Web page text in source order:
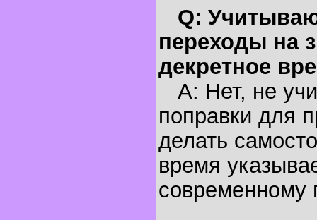
Q:
переходы на
декретное
A: Нет, не
поправки для
делать
время
современному